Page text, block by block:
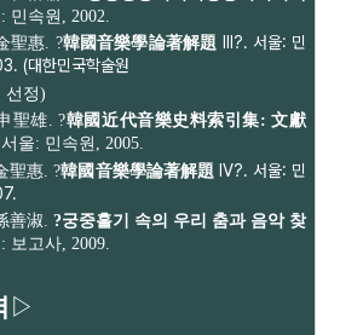
민속원, 2002.
聖惠. ?韓國音樂學論著解題
III?. 서울: 민
(대한민국학술원
선정)
聖雄. ?韓國近代音樂史料索引集: 文獻
울: 민속원, 2005.
聖惠. ?韓國音樂學論著解題 IV?. 서울: 민
善淑. ?궁중홀기 속의 우리 춤과 음악 찾
보고사, 2009.
▷